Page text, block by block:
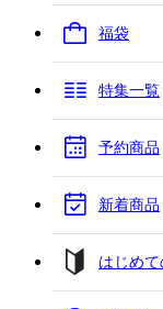
福袋
特集一覧
予約商品
新着商品
はじめ